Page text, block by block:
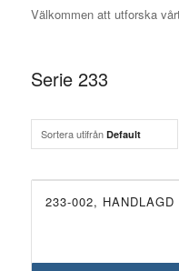
Välkommen att utforska
Serie 233
Sortera utifrån Default
233-002,